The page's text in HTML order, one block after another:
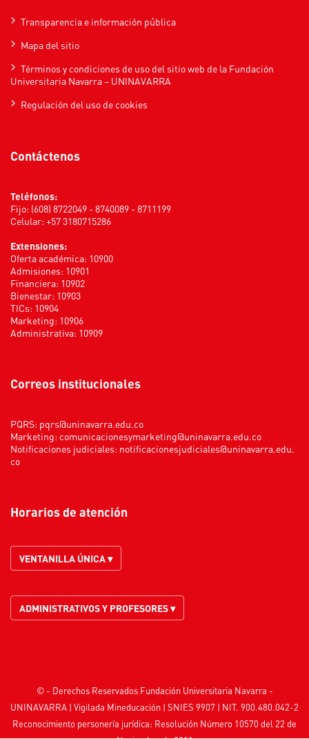
Transparencia e información pública
Mapa del sitio
Términos y condiciones de uso del sitio web de la Fundación
Universitaria Navarra – UNINAVARRA
Regulación del uso de cookies
Contáctenos
Teléfonos:
Fijo: (608) 8722049 - 8740089 - 8711199
Celular: +57 3180715286
Extensiones:
Oferta académica: 10900
Admisiones: 10901
Financiera: 10902
Bienestar: 10903
TICs: 10904
Marketing: 10906
Administrativa: 10909
Correos institucionales
PQRS: pqrs@uninavarra.edu.co
Marketing: comunicacionesymarketing@uninavarra.edu.co
Notificaciones judiciales: notificacionesjudiciales@uninavarra.edu.
co
Horarios de atención
VENTANILLA ÚNICA ▾
ADMINISTRATIVOS Y PROFESORES ▾
© - Derechos Reservados Fundación Universitaria Navarra -
UNINAVARRA | Vigilada Mineducación | SNIES 9907 | NIT. 900.480.042-2
Reconocimiento personería jurídica: Resolución Número 10570 del 22 de